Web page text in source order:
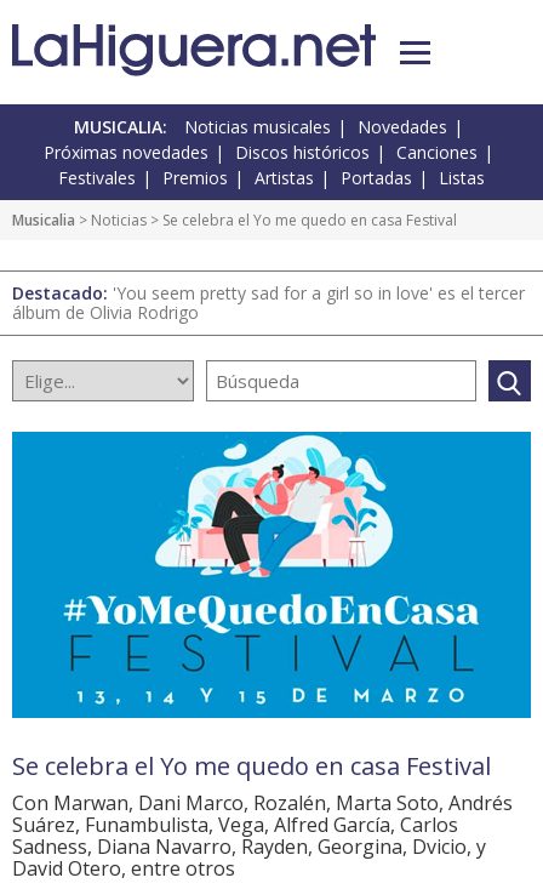
MUSICALIA: Noticias musicales
Novedades
Próximas novedades
Discos históricos
Canciones
Festivales
Premios Artistas Portadas Listas
Musicalia > Noticias > Se celebra el Yo me quedo en casa Festival
Destacado: 'You seem pretty sad for a girl so in love' es el tercer
álbum de Olivia Rodrigo
Se celebra el Yo me quedo en casa Festival
Con Marwan, Dani Marco, Rozalén, Marta Soto, Andrés
Suárez, Funambulista, Vega, Alfred García, Carlos
Sadness, Diana Navarro, Rayden, Georgina, Dvicio, y
David Otero, entre otros